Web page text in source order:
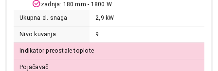
zadnja: 180 mm - 1800 W
Ukupna el. snaga
2,9 kW
Nivo kuvanja 9
Indikator preostale toplote
Pojačavač